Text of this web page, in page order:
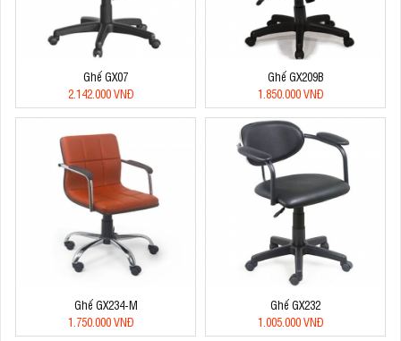
Ghế GX07
2.142.000 VNĐ
Ghế GX209B
1.850.000 VNĐ
Ghế GX234-M
1.750.000 VNĐ
Ghế GX232
1.005.000 VNĐ